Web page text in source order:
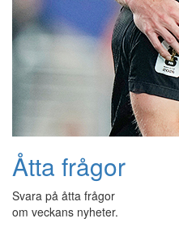
Åtta frågor
Svara på åtta frågor
om veckans nyheter.